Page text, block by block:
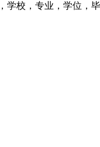
校，专业，学位，